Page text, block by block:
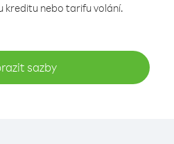
kreditu nebo tarifu volání.
sazby